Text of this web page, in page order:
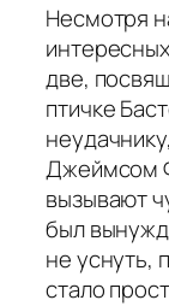
Несмотря
две,
птичке
Джеймсом
вызывают
был
не уснуть,
стало